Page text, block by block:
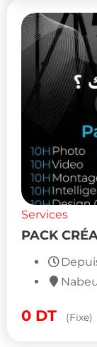
Services
PACK
0 DT (Fixe)